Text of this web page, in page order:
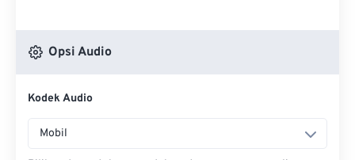
Opsi Audio
Kodek Audio
Mobil